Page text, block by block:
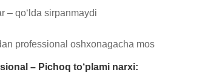
– qo‘lda sirpanmaydi
professional oshxonagacha mos
– Pichoq to‘plami narxi: